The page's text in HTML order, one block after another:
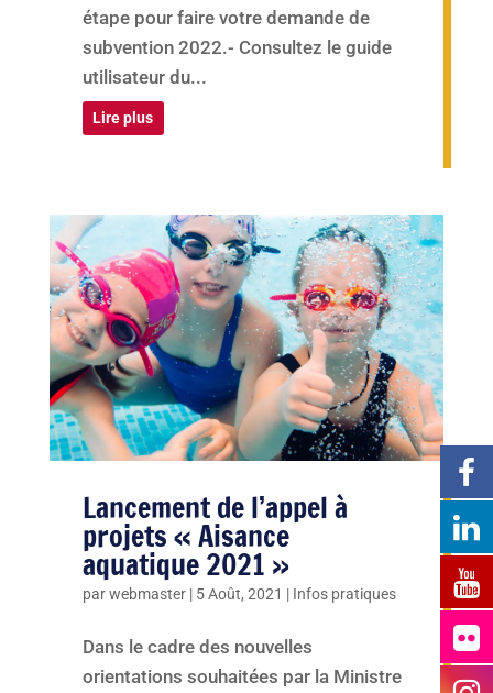
étape pour faire votre demande de
subvention 2022.- Consultez le guide
utilisateur du...
Lire plus
Lancement de l’appel à
projets « Aisance
aquatique 2021 »
parwebmaster| 5 Août, 2021 | Infos pratiques
Dans le cadre des nouvelles
orientations souhaitées par la Ministre